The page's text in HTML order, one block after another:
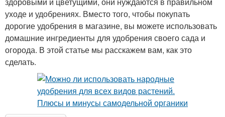
уходе и удобрениях. Вместо того, чтобы покупать
дорогие удобрения в магазине, вы можете использовать
домашние ингредиенты для удобрения своего сада и
огорода. В этой статье мы расскажем вам, как это
сделать.